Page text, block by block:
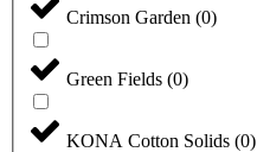
Crimson Garden (0)
Green Fields (0)
KONA Cotton Solids (0)